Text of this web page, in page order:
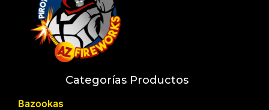
Categorías Productos
Bazookas